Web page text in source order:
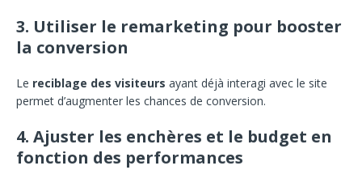
3. Utiliser le remarketing pour booster
la conversion
Le reciblage des visiteurs ayant déjà interagi avec le site
permet d’augmenter les chances de conversion.
4. Ajuster les enchères et le budget en
fonction des performances